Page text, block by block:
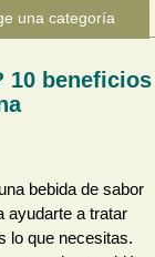
10 beneficios
bebida de sabor
ayudarte a tratar
lo que necesitas.